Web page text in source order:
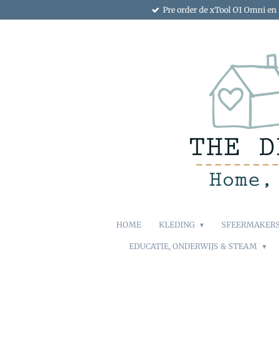
direct
Pre order de xTool O1 Omni
HOME KLEDING
EDUCATIE, ONDERWIJS & STEAM